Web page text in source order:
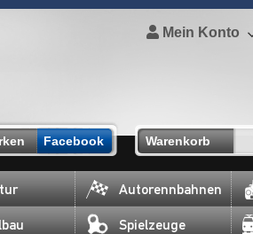
Mein Konto
Facebook Warenkorb
Autorennbahnen
Spielzeuge